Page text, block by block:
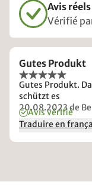
Avis réels
Vérifié
Gutes Produkt
Gutes Produkt.
schützt es
20.08.2023de
Avis vérifié
Traduire en